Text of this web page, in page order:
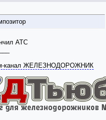
АТС
канал ЖЕЛЕЗНОДОРОЖНИК